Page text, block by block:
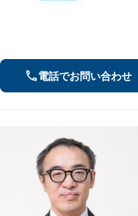
電話でお問い合わせ